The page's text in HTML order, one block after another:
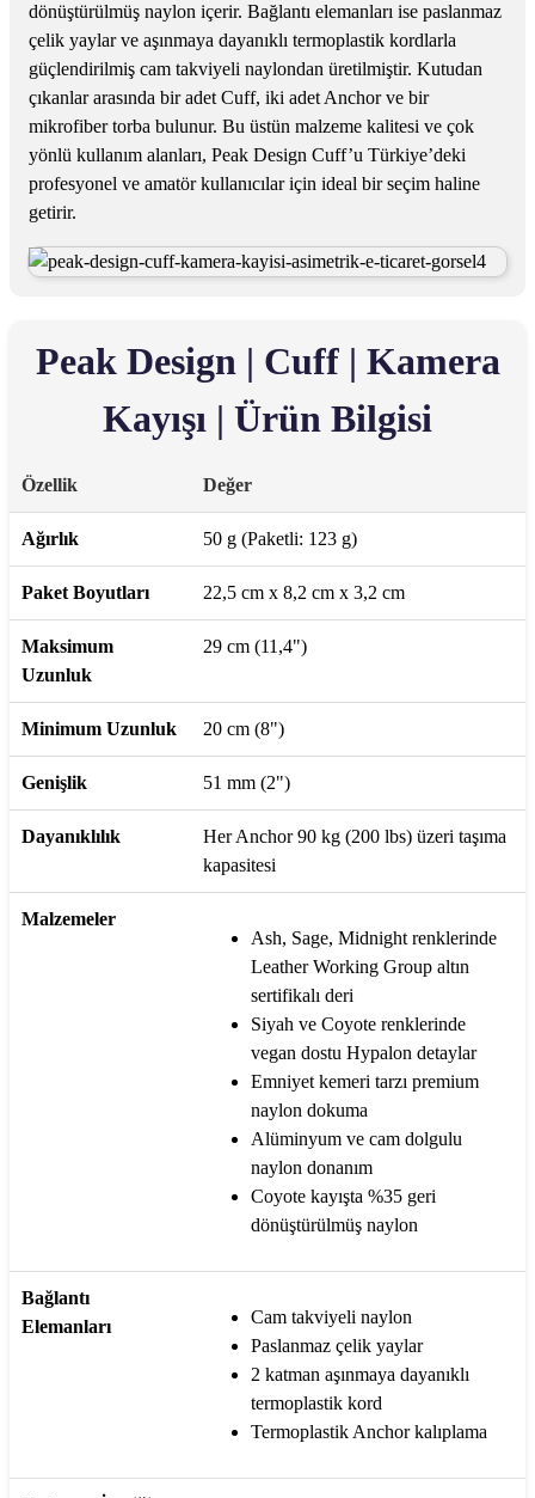
dönüştürülmüş naylon içerir. Bağlantı elemanları ise paslanmaz
çelik yaylar ve aşınmaya dayanıklı termoplastik kordlarla
güçlendirilmiş cam takviyeli naylondan üretilmiştir. Kutudan
çıkanlar arasında bir adet Cuff, iki adet Anchor ve bir
mikrofiber torba bulunur. Bu üstün malzeme kalitesi ve çok
yönlü kullanım alanları, Peak Design Cuff’u Türkiye’deki
profesyonel ve amatör kullanıcılar için ideal bir seçim haline
getirir.
Peak Design | Cuff | Kamera
Kayışı | Ürün Bilgisi
Özellik Değer
Ağırlık 50 g (Paketli: 123 g)
Paket Boyutları 22,5 cm x 8,2 cm x 3,2 cm
Maksimum
Uzunluk
29 cm (11,4")
Minimum Uzunluk 20 cm (8")
Genişlik 51 mm (2")
Dayanıklılık
Her Anchor 90 kg (200 lbs) üzeri taşıma
kapasitesi
Malzemeler
Ash, Sage, Midnight renklerinde
Leather Working Group altın
sertifikalı deri
Siyah ve Coyote renklerinde
vegan dostu Hypalon detaylar
Emniyet kemeri tarzı premium
naylon dokuma
Alüminyum ve cam dolgulu
naylon donanım
Coyote kayışta %35 geri
dönüştürülmüş naylon
Bağlantı
Elemanları
Cam takviyeli naylon
Paslanmaz çelik yaylar
2 katman aşınmaya dayanıklı
termoplastik kord
Termoplastik Anchor kalıplama